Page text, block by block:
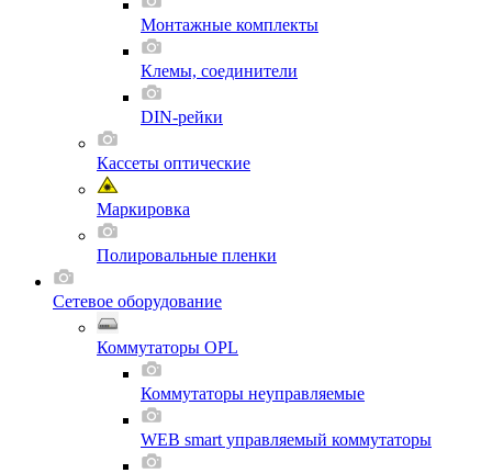
Монтажные комплекты
Клемы, соединители
DIN-рейки
Кассеты оптические
Маркировка
Полировальные пленки
Сетевое оборудование
Коммутаторы OPL
Коммутаторы неуправляемые
WEB smart управляемый коммутаторы